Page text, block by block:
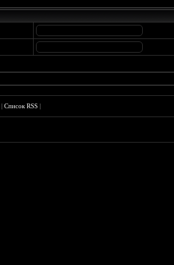
|Список RSS |